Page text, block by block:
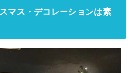
マス・デコレーションは素